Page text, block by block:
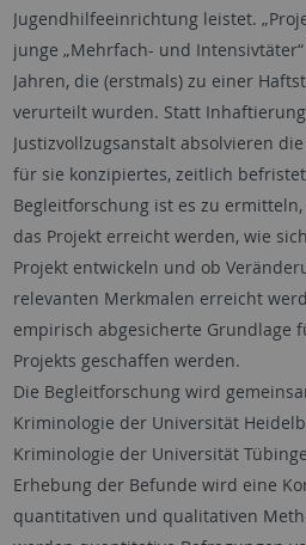
Jugendhilfeeinrichtung leistet.
junge „Mehrfach- und
Jahren, die (erstmals) zu einer
verurteilt wurden. Statt
Justizvollzugsanstalt absolvieren
für sie konzipiertes, zeitlich
Begleitforschung ist es zu
das Projekt erreicht werden, wie
Projekt entwickeln und ob
relevanten Merkmalen erreicht
empirisch abgesicherte Grundlage
Projekts geschaffen werden.
Die Begleitforschung wird
Kriminologie der Universität
Kriminologie der Universität
Erhebung der Befunde wird eine
quantitativen und qualitativen